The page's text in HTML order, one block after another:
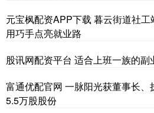
元宝枫配资APP下载 暮云街道社工
用巧手点亮就业路
股讯网配资平台 适合上班一族的副
富通优配官网 一脉阳光获董事长
5.5万股股份